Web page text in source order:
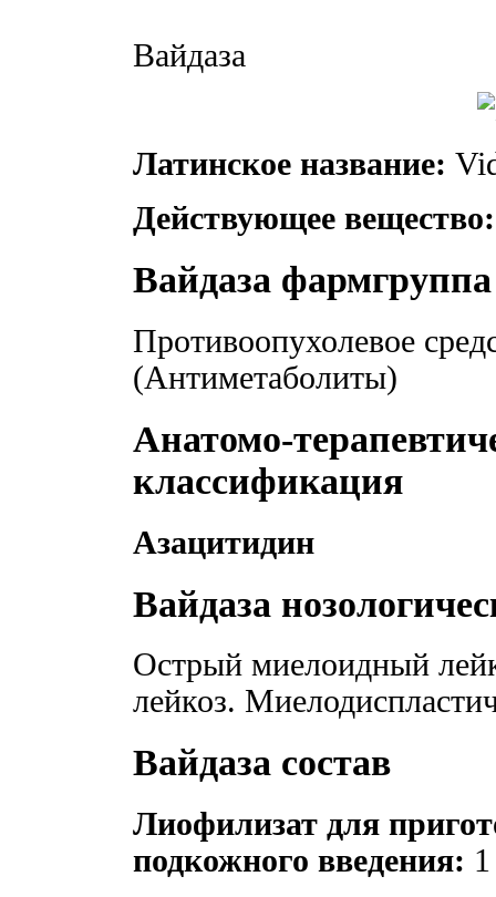
Вайдаза
Латинское название:
Действующее вещество:
Вайдаза фармгруппа
Противоопухолевое
(Антиметаболиты)
Анатомо-
классификация
Азацитидин
Вайдаза
Острый миелоидный
лейкоз.
Вайдаза состав
Лиофилизат для
подкожного введения: